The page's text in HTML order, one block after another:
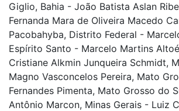
Giglio, Bahia - João Batista Aslan
Fernanda Mara de Oliveira Macedo
Pacobahyba, Distrito Federal -
Espírito Santo - Marcelo Martins
Cristiane Alkmin Junqueira Schmidt,
Magno Vasconcelos Pereira, Mato
Fernandes Pimenta, Mato Grosso do
Antônio Marcon, Minas Gerais - Luiz